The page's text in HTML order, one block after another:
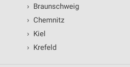
› Braunschweig
› Chemnitz
› Kiel
› Krefeld